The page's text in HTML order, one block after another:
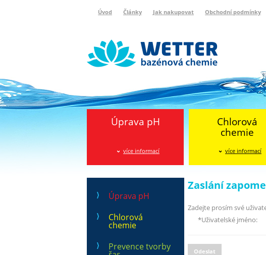
Úvod Články Jak nakupovat Obchodní podmínky
Úprava pH
více informací
Chlorová
chemie
více informací
Úprava pH
Chlorová
chemie
Prevence tvorby
Zaslání
Zadejte prosím své
*Uživatelské jméno:
Odeslat